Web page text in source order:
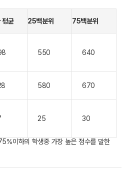
평균 25백분위 75백분위
550 640
580 670
25 30
이하의 학생중 가장 높은 점수를 말한